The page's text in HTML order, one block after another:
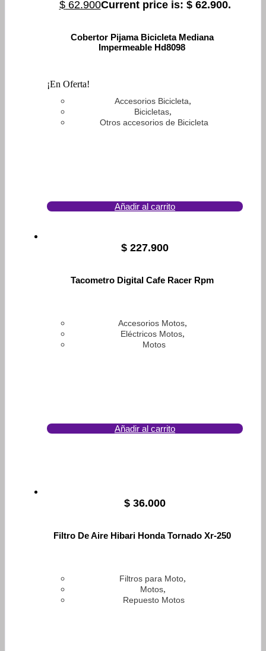
$62.900Current price is: $ 62.900.
Cobertor Pijama Bicicleta Mediana
Impermeable Hd8098
¡En Oferta!
Accesorios Bicicleta,
Bicicletas,
Otros accesorios de Bicicleta
Añadir al carrito
$ 227.900
Tacometro Digital Cafe Racer Rpm
Accesorios Motos,
Eléctricos Motos,
Motos
Añadir al carrito
$ 36.000
Filtro De Aire Hibari Honda Tornado Xr-250
Filtros para Moto,
Motos,
Repuesto Motos